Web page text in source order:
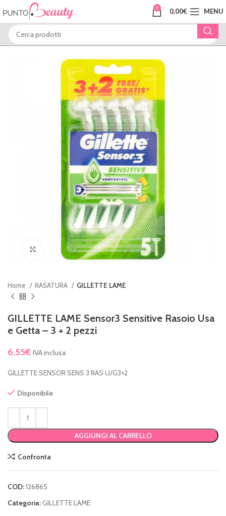
0 0,00€ MENU
Clicca per ingrandire
Home RASATURA GILLETTE LAME
GILLETTE LAME Sensor3 Sensitive Rasoio Usa
e Getta – 3 + 2 pezzi
6,55€ IVA inclusa
GILLETTE SENSOR SENS 3 RAS U/G3+2
Disponibile
AGGIUNGI AL CARRELLO
Confronta
COD:126865
Categoria:GILLETTE LAME